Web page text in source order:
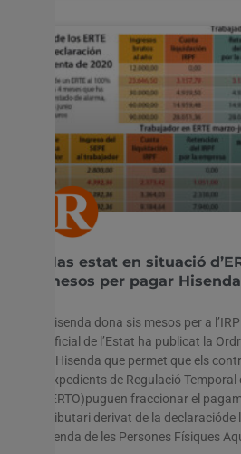
Has estat en situació
mesos per pagar Hisenda
Hisenda dona sis mesos per a
Oficial de l’Estat ha publicat la
d’Hisenda que permet que els
Expedients de Regulació Temporal
(ERTO)puguen fraccionar el
tributari derivat de la declaracióde
Renda de les Persones Físiques